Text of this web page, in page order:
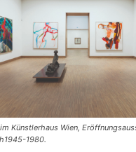
Künstlerhaus Wien,
1980.